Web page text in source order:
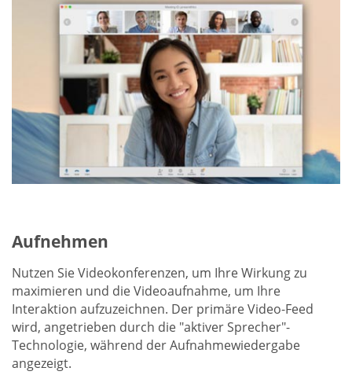
Aufnehmen
Nutzen Sie Videokonferenzen, um Ihre Wirkung zu
maximieren und die Videoaufnahme, um Ihre
Interaktion aufzuzeichnen. Der primäre Video-Feed
wird, angetrieben durch die "aktiver Sprecher"-
Technologie, während der Aufnahmewiedergabe
angezeigt.